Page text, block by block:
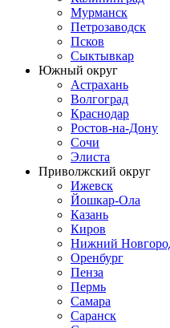
Мурманск
Петрозаводск
Псков
Сыктывкар
Южный округ
Астрахань
Волгоград
Краснодар
Ростов-на-Дону
Сочи
Элиста
Приволжский округ
Ижевск
Йошкар-Ола
Казань
Киров
Нижний
Оренбург
Пенза
Пермь
Самара
Саранск